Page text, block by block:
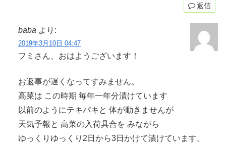
返信
baba より:
2019年3月10日 04:47
フミさん、おはようございます！
お返事が遅くなってすみません。
高菜は この時期 毎年一年分漬けています
以前のようにテキパキと 体が動きませんが
天気予報と 高菜の入荷具合を みながら
ゆっくりゆっくり2日から3日かけて漬けています。